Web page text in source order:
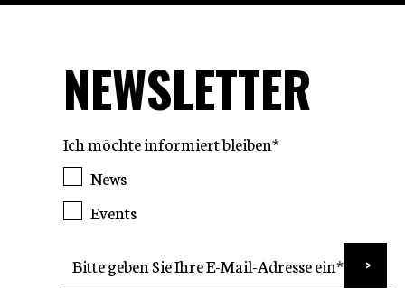
NEWSLETTER
Ich möchte informiert bleiben*
News
Events